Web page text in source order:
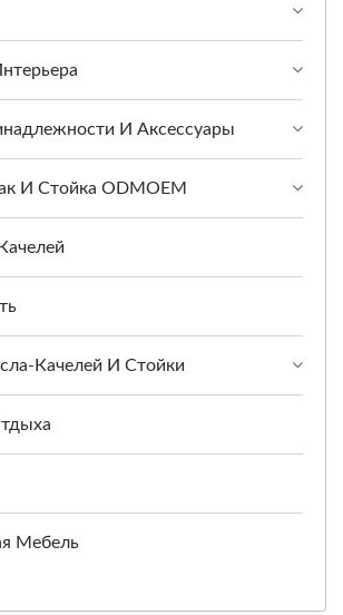
И Аксессуары
И Стойка ODMOEM
Качелей И Стойки
Мебель